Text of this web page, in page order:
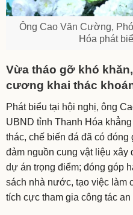
Ông Cao Văn Cường,
Hóa phát
Vừa tháo gỡ khó
cương khai thác
Phát biểu tại hội nghị, ông
UBND tỉnh Thanh Hóa
thác, chế biến đá đã có
đảm nguồn cung vật liệu xây
dự án trọng điểm; đóng góp
sách nhà nước, tạo việc làm
tích cực tham gia công tác an